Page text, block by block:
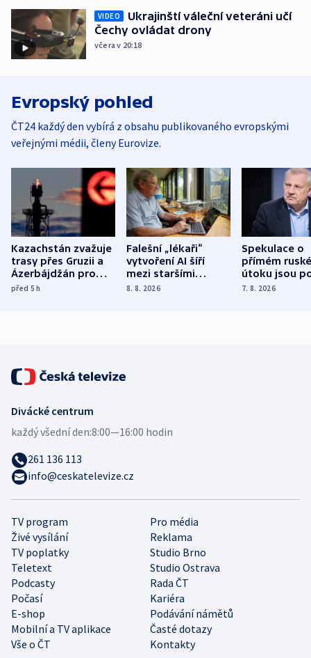
VIDEO
Ukrajinští váleční veteráni učí
Čechy ovládat drony
včera v 20:18
Evropský pohled
ČT24 každý den vybírá z obsahu publikovaného evropskými
veřejnými médii, členy Eurovize.
Kazachstán zvažuje
trasy přes Gruzii a
Ázerbájdžán pro
vývoz ropy do
před 5h
Falešní „lékaři“
vytvoření AI šíří
mezi staršími
Poláky nebezpečné
8. 8. 2026
Spekulace o
přímém
útoku jsou
míní
7. 8. 2026
TV program
Pro média
Živé vysílání
Reklama
TV poplatky
Studio Brno
Teletext
Studio Ostrava
Podcasty
Rada ČT
Počasí
Kariéra
E-shop
Podávání námětů
Mobilní a TV aplikace
Časté dotazy
Vše o ČT
Kontakty
Divácké centrum
každý všední den:8:00—16:00 hodin
261 136 113
info@ceskatelevize.cz